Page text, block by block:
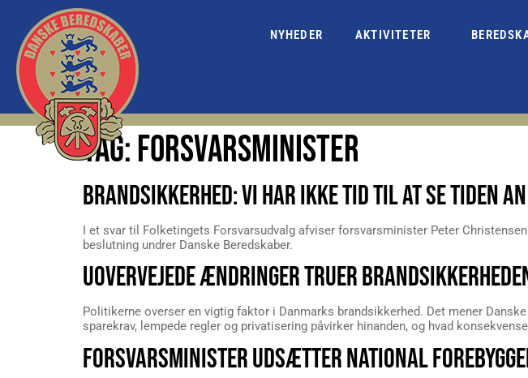
NYHEDER AKTIVITETER
TAG:FORSVARSMINISTER
BRANDSIKKERHED: VI HAR IKKE TID TIL AT SE TIDEN AN
I et svar til Folketingets Forsvarsudvalg afviser forsvarsminister Peter
beslutning undrer Danske Beredskaber.
UOVERVEJEDE ÆNDRINGER TRUER
Politikerne overser en vigtig faktor i Danmarks brandsikkerhed. Det mener
sparekrav, lempede regler og privatisering påvirker hinanden, og hvad
FORSVARSMINISTER UDSÆTTER NATIONAL